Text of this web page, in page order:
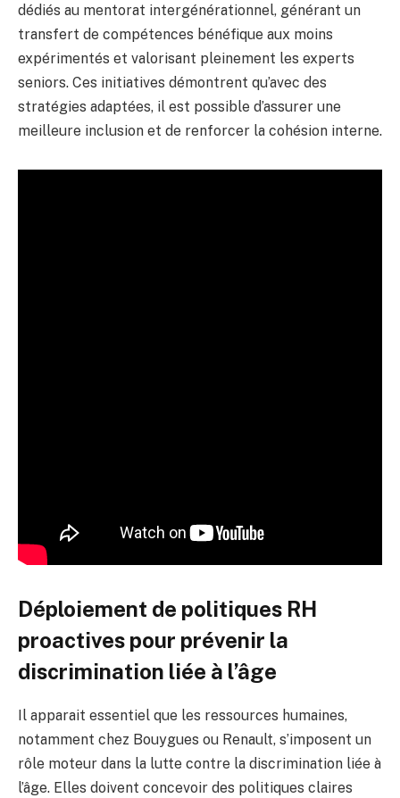
dédiés au mentorat intergénérationnel, générant un
transfert de compétences bénéfique aux moins
expérimentés et valorisant pleinement les experts
seniors. Ces initiatives démontrent qu’avec des
stratégies adaptées, il est possible d’assurer une
meilleure inclusion et de renforcer la cohésion interne.
Déploiement de politiques RH
proactives pour prévenir la
discrimination liée à l’âge
Il apparait essentiel que les ressources humaines,
notamment chez Bouygues ou Renault, s’imposent un
rôle moteur dans la lutte contre la discrimination liée à
l’âge. Elles doivent concevoir des politiques claires